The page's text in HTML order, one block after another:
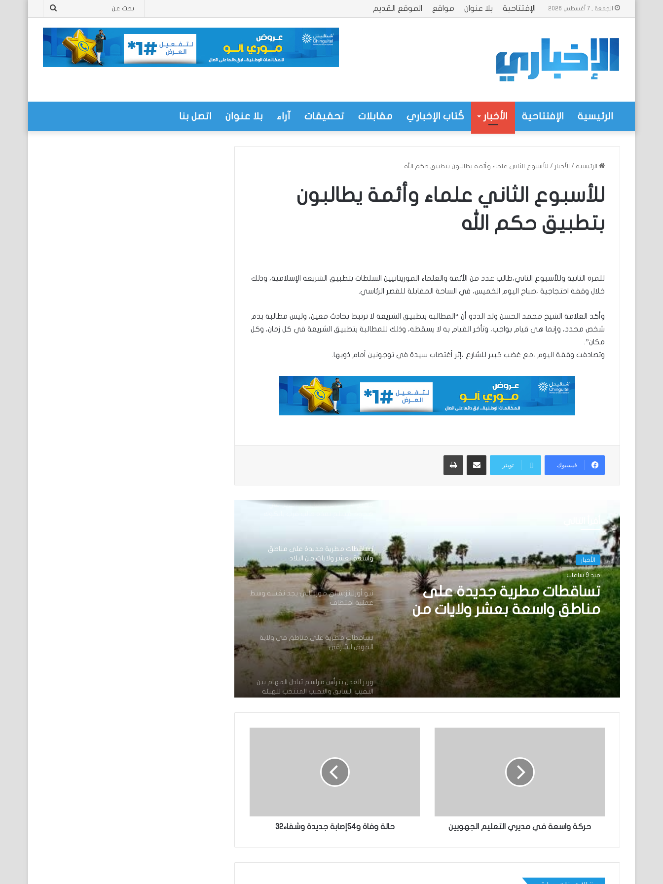
الجمعة , 7 أغسطس 2026 الإفتتاحية بلا عنوان مواقع الموقع القديم بحث
الرئيسية الإفتتاحية الأخبار كُتاب الإخباري مقابلات تحقيقات آراء بلا عنوان اتصل بنا
الرئيسية / الأخبار / للأسبوع الثاني علماء وأئمة يطالبون بتطبيق حكم الله
للأسبوع الثاني علماء وأئمة يطالبون
بتطبيق حكم الله
للمرة الثانية وللأسبوع الثاني،طالب عدد من الأئمة والعلماء الموريتانيين السلطات بتطبيق الشريعة الإسلامية، وذلك
خلال وقفة احتجاجية ،صباح اليوم الخميس، في الساحة المقابلة للقصر الرئاسي.
وأكد العلامة الشيخ محمد الحسن ولد الددو أن “المطالبة بتطبيق الشريعة لا ترتبط بحادث معين، وليس مطالبة بدم
شخص محدد، وإنما هي قيام بواجب، وتأخر القيام به لا يسقطه، وذلك للمطالبة بتطبيق الشريعة في كل زمان، وكل
مكان”.
وتصادفت وقفة اليوم ،مع غضب كبير للشارع ،إثر أغتصاب سيدة في توجونين أمام ذويها.
فيسبوك تويتر
مشاركة عبر البريد طباعة
الأخبار
منذ 9 ساعات
تساقطات مطرية جديدة على
مناطق واسعة بعشر ولايات من
البلاد
الأخبار
منذ 17 ساعة
نيو أورلينز:سائق موريتاني يجد
نفسه وسط عملية اختطاف
العُماني
غرب موريتانيا وشمال السنغال
الإخباري ينشر بيان مجلس الوزراء
تساقطات مطرية جديدة على مناطق
نيو أورلينز:سائق موريتاني يجد نفسه وسط
عملية اختطاف
تساقطات مطرية على مناطق في ولاية
الحوض الشرقي
وزير العدل يترأس مراسم تبادل المهام بين
النقيب السابق والنقيب المنتخب للهيئة
الوطنية للمحامين
تعيين محمد محمود ولد داهي رئيسا
للجنة الوطنية لحقوق الإنسان
إشادة بكفاءة المهندس محمد سليمان ولد
توقع عواصف رعدية قوية على جنوب
غرب موريتانيا وشمال السنغال
الإخباري ينشر بيان مجلس الوزراء
حركة واسعة في مديري التعليم الجهويين حالة وفاة و54إصابة جديدة وشفاء32